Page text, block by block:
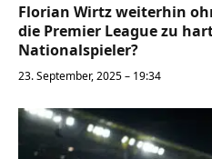
Florian Wirtz weiterhin
die Premier League zu
Nationalspieler?
23. September, 2025 – 19:34